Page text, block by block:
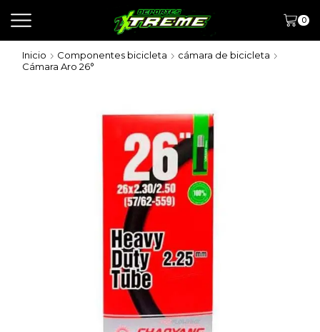
0
Inicio Componentes bicicleta
cámara de bicicleta
Cámara Aro 26°